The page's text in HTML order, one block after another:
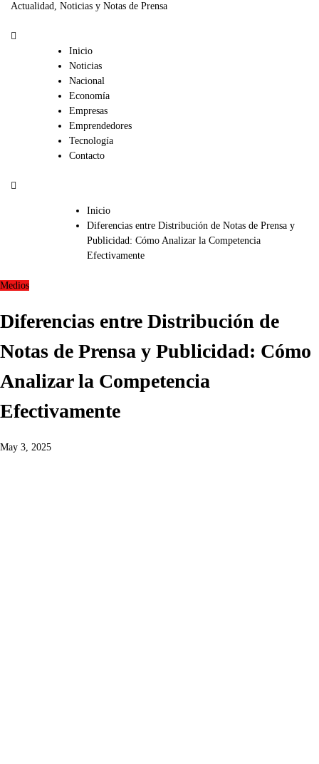
Actualidad, Noticias y Notas de Prensa
Inicio
Noticias
Nacional
Economía
Empresas
Emprendedores
Tecnología
Contacto
Inicio
Diferencias entre Distribución de Notas de Prensa y
Publicidad: Cómo Analizar la Competencia
Efectivamente
Medios
Diferencias entre Distribución de
Notas de Prensa y Publicidad: Cómo
Analizar la Competencia
Efectivamente
May 3, 2025